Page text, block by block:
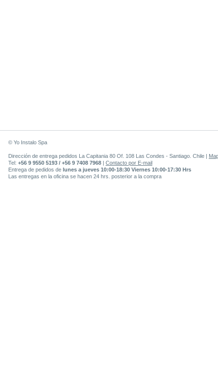
© Yo Instalo Spa
Dirección de entrega pedidos La Capitania 80 Of. 108 Las Condes - Santiago. Chile |
Tel: +56 9 9550 5193 / +56 9 7408 7968 | Contacto por E-mail
Entrega de pedidos de lunes a jueves 10:00-18:30 Viernes 10:00-17:30 Hrs
Las entregas en la oficina se hacen 24 hrs. posterior a la compra